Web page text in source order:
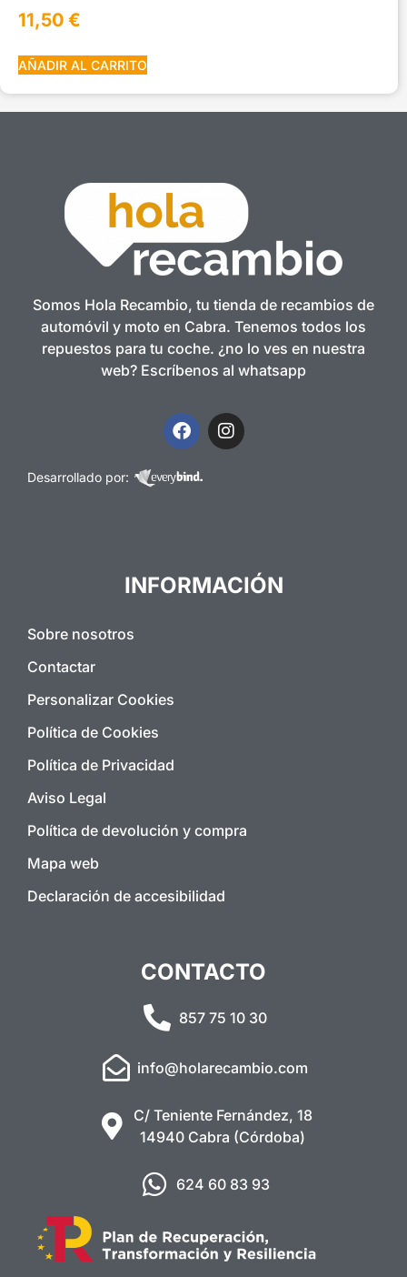
11,50 €
AÑADIR AL CARRITO
Somos Hola Recambio, tu tienda de recambios de
automóvil y moto en Cabra. Tenemos todos los
repuestos para tu coche. ¿no lo ves en nuestra
web? Escríbenos al whatsapp
Desarrollado por:
INFORMACIÓN
Sobre nosotros
Contactar
Personalizar Cookies
Política de Cookies
Política de Privacidad
Aviso Legal
Política de devolución y compra
Mapa web
Declaración de accesibilidad
CONTACTO
857 75 10 30
info@holarecambio.com
C/ Teniente Fernández, 18
14940 Cabra (Córdoba)
624 60 83 93